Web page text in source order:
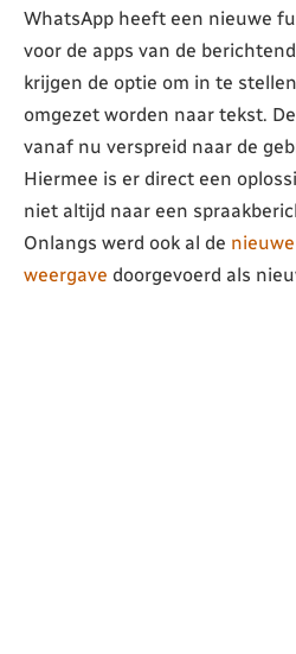
WhatsApp heeft een nieuwe
voor de apps van de
krijgen de optie om in te
omgezet worden naar tekst.
vanaf nu verspreid naar de
Hiermee is er direct een
niet altijd naar een
Onlangs werd ook al de nieuwe
weergave doorgevoerd als